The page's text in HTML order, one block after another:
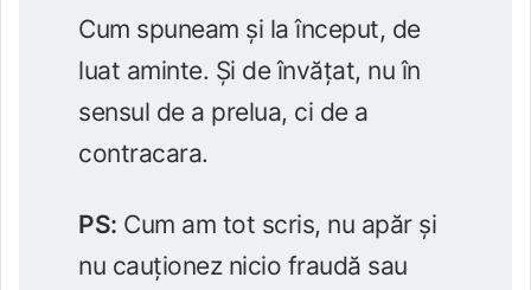
Cum spuneam și la început, de
luat aminte. Și de învățat, nu în
sensul de a prelua, ci de a
contracara.
PS: Cum am tot scris, nu apăr și
nu cauționez nicio fraudă sau